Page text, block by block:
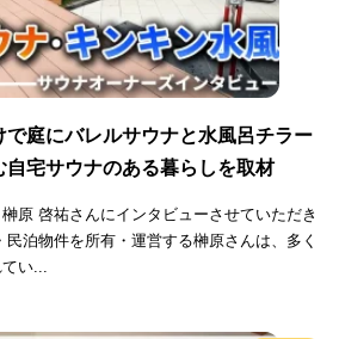
で庭にバレルサウナと水風呂チラー
宅サウナのある暮らしを取材
原 啓祐さんにインタビューさせていただき
民泊物件を所有・運営する榊原さんは、多く
い...